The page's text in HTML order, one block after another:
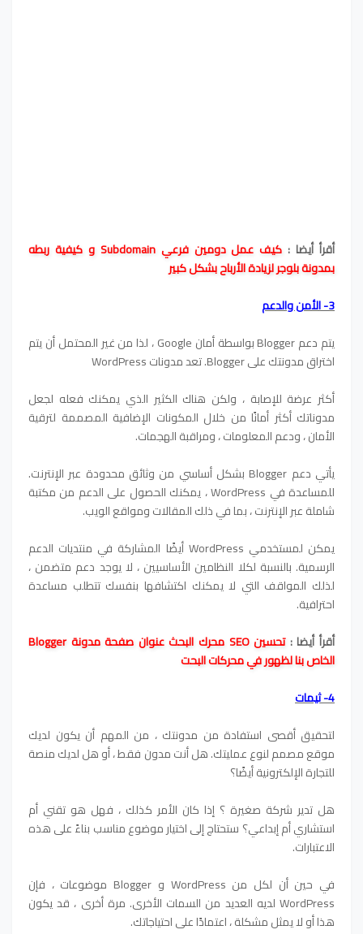
أقرأ أيضا :
كيف عمل دومين فرعي Subdomain و كيفية ربطه
بمدونة بلوجر لزيادة الأرباح بشكل كبير
3- الأمن والدعم
يتم دعم Blogger بواسطة أمان Google ، لذا من غير المحتمل أن يتم
اختراق مدونتك على Blogger. تعد مدونات WordPress
أكثر عرضة للإصابة ، ولكن هناك الكثير الذي يمكنك فعله لجعل
مدوناتك أكثر أمانًا من خلال المكونات الإضافية المصممة لترقية
الأمان ، ودعم المعلومات ، ومراقبة الهجمات.
يأتي دعم Blogger بشكل أساسي من وثائق محدودة عبر الإنترنت.
للمساعدة في WordPress ، يمكنك الحصول على الدعم من مكتبة
شاملة عبر الإنترنت ، بما في ذلك المقالات ومواقع الويب.
يمكن لمستخدمي WordPress أيضًا المشاركة في منتديات الدعم
الرسمية. بالنسبة لكلا النظامين الأساسيين ، لا يوجد دعم متضمن ،
لذلك المواقف التي لا يمكنك اكتشافها بنفسك تتطلب مساعدة
احترافية.
أقرأ أيضا :
تحسين SEO محرك البحث عنوان صفحة مدونة Blogger
الخاص بنا لظهور في محركات البحت
4- ثيمات
لتحقيق أقصى استفادة من مدونتك ، من المهم أن يكون لديك
موقع مصمم لنوع عمليتك. هل أنت مدون فقط ، أو هل لديك منصة
للتجارة الإلكترونية أيضًا؟
هل تدير شركة صغيرة ؟ إذا كان الأمر كذلك ، فهل هو تقني أم
استشاري أم إبداعي؟ ستحتاج إلى اختيار موضوع مناسب بناءً على هذه
الاعتبارات.
في حين أن لكل من WordPress و Blogger موضوعات ، فإن
WordPress لديه العديد من السمات الأخرى. مرة أخرى ، قد يكون
هذا أو لا يمثل مشكلة ، اعتمادًا على احتياجاتك.